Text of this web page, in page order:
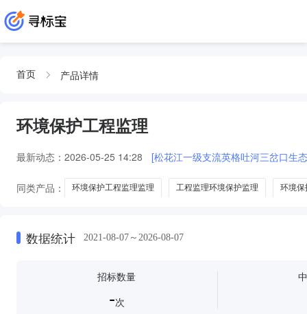
首页 产品详情
环境保护工程监理
最新动态： 2026-05-25 14:28 [松花江一级支流英格吐河三岔口生
同类产品： 环境保护工程监理监理 工程监理环境保护监理 环境保
数据统计 2021-08-07～2026-08-07
招标数量
-次